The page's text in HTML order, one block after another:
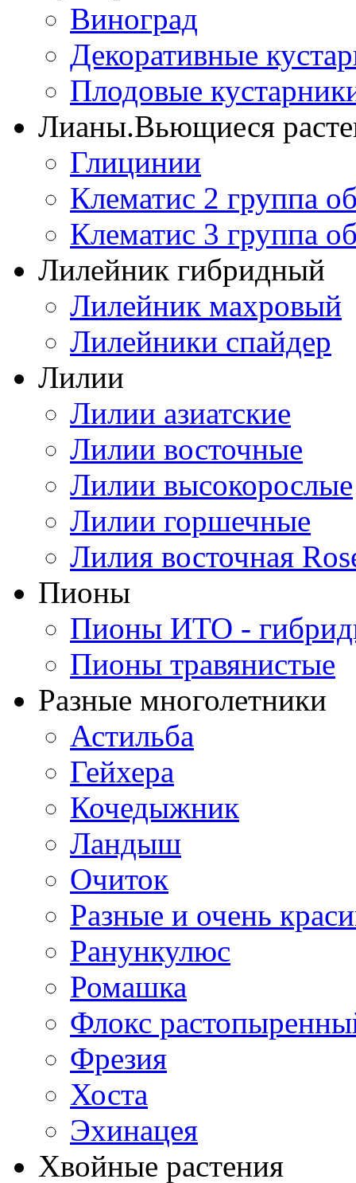
Виноград
Декоративные
Плодовые
Лианы.Вьющиеся
Глицинии
Клематис 2 группа
Клематис 3 группа
Лилейник гибридный
Лилейник махровый
Лилейники спайдер
Лилии
Лилии азиатские
Лилии восточные
Лилии высокорослые
Лилии горшечные
Лилия восточная
Пионы
Пионы ИТО -
Пионы травянистые
Разные многолетники
Астильба
Гейхера
Кочедыжник
Ландыш
Очиток
Разные и очень
Ранункулюс
Ромашка
Флокс
Фрезия
Хоста
Эхинацея
Хвойные растения